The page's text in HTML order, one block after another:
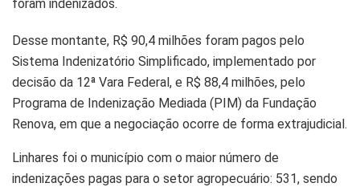
foram indenizados.
Desse montante, R$ 90,4 milhões foram pagos pelo
Sistema Indenizatório Simplificado, implementado por
decisão da 12ª Vara Federal, e R$ 88,4 milhões, pelo
Programa de Indenização Mediada (PIM) da Fundação
Renova, em que a negociação ocorre de forma extrajudicial.
Linhares foi o município com o maior número de
indenizações pagas para o setor agropecuário: 531, sendo